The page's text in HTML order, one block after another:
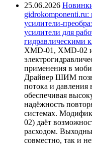
25.06.2026
усилители-
усилители для
гидравлическими
XMD-01, XMD-02
применения в
Драйвер ШИМ
потока и давления
обеспечивая
надёжность
системах.
02) даёт
расходом.
совместно, так и